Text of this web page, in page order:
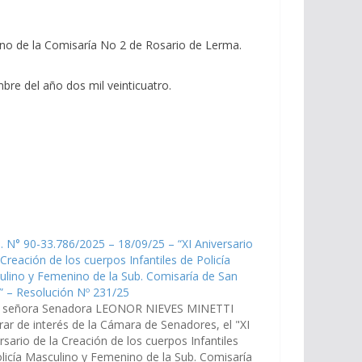
de la Comisaría No 2 de Rosario de Lerma.
del año dos mil veinticuatro.
N° 90-33.786/2025 – 18/09/25 – “XI Aniversario
de los cuerpos Infantiles de Policía
y Femenino de la Sub. Comisaría de San
– Resolución Nº 231/25
Senadora LEONOR NIEVES MINETTI
de interés de la Cámara de Senadores, el "XI
de la Creación de los cuerpos Infantiles
Masculino y Femenino de la Sub. Comisaría